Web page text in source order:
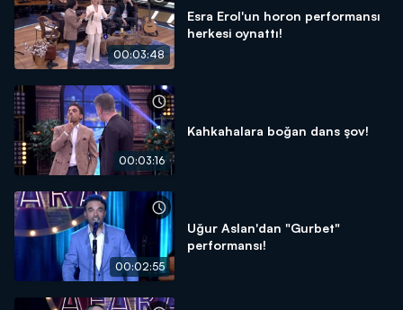
00:03:48
Esra Erol'un horon performansı
herkesi oynattı!
00:03:16
Kahkahalara boğan dans şov!
00:02:55
Uğur Aslan'dan "Gurbet"
performansı!